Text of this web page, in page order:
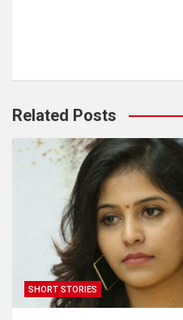
Related Posts
SHORT STORIES